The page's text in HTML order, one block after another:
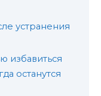
устранения
избавиться
останутся